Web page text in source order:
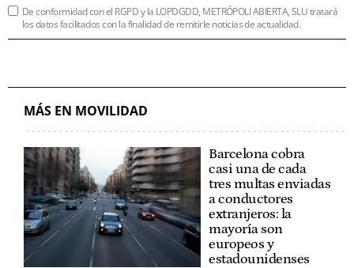
De conformidad con el RGPD y la LOPDGDD, METRÓPOLI ABIERTA, SLU tratará
los datos facilitados con la finalidad de remitirle noticias de actualidad.
MÁS EN MOVILIDAD
Barcelona cobra
casi una de cada
tres multas enviadas
a conductores
extranjeros: la
mayoría son
europeos y
estadounidenses